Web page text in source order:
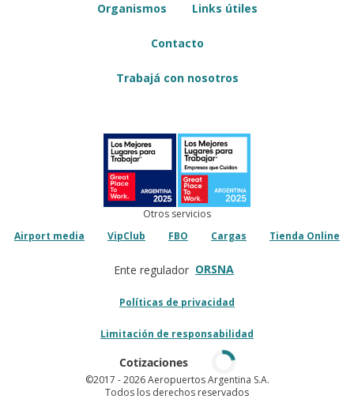
Organismos Links útiles
Contacto
Trabajá con nosotros
Otros servicios
Airport media
VipClub FBO Cargas Tienda Online
Ente regulador ORSNA
Políticas de privacidad
Limitación de responsabilidad
Cotizaciones
©2017 - 2026 Aeropuertos Argentina S.A.
Todos los derechos reservados